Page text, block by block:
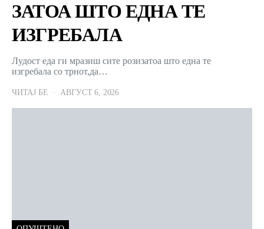
ЗАТОА ШТО ЕДНА ТЕ
ИЗГРЕБАЛА
Лудост еда ги мразиш сите розизатоа што една те
изгребала со трнот,да…
ЧИТАЈ БЕ АВГУСТ 6, 2026